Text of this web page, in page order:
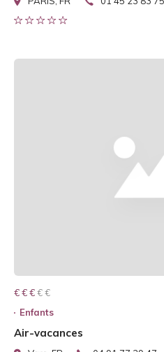
€ € € € €
€ € €
Enfants
Air-vacances